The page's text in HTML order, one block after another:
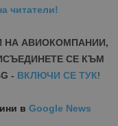
читатели!
НА АВИОКОМПАНИИ,
СЕ КЪМ
- ВКЛЮЧИ СЕ ТУК!
в Google News